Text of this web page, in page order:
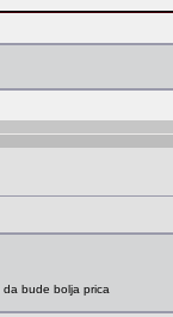
bude bolja prica